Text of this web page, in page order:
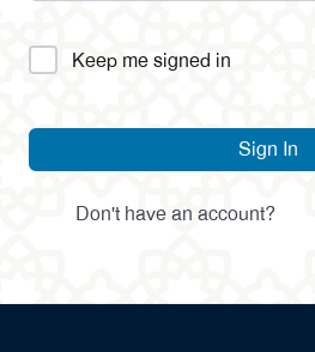
Alternative:
Keep me signed in
Sign In
Don't have an account?